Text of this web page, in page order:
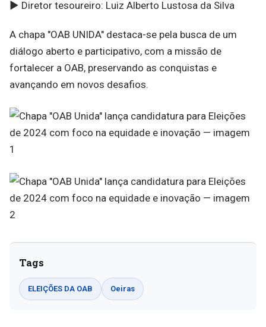
► Diretor tesoureiro: Luiz Alberto Lustosa da Silva
A chapa "OAB UNIDA" destaca-se pela busca de um
diálogo aberto e participativo, com a missão de
fortalecer a OAB, preservando as conquistas e
avançando em novos desafios.
Tags
ELEIÇÕES DA OAB Oeiras